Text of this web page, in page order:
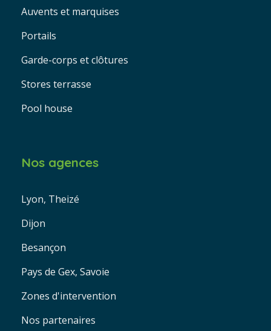
Auvents et marquises
Portails
Garde-corps et clôtures
Stores terrasse
Pool house
Nos agences
Lyon, Theizé
Dijon
Besançon
Pays de Gex, Savoie
Zones d'intervention
Nos partenaires